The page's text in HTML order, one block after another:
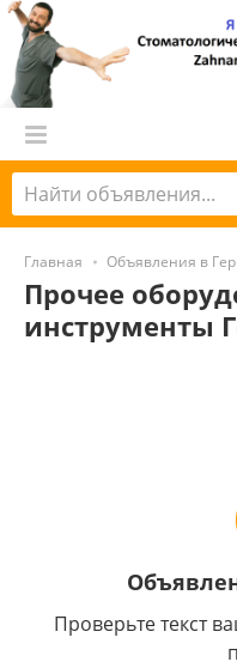
Главная Объявления в
Прочее
инструменты
Проверьте текст